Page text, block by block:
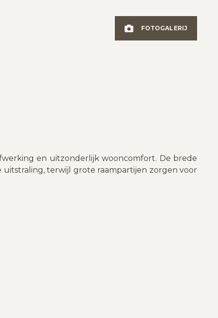
FOTOGALERIJ
en uitzonderlijk wooncomfort. De brede
terwijl grote raampartijen zorgen voor